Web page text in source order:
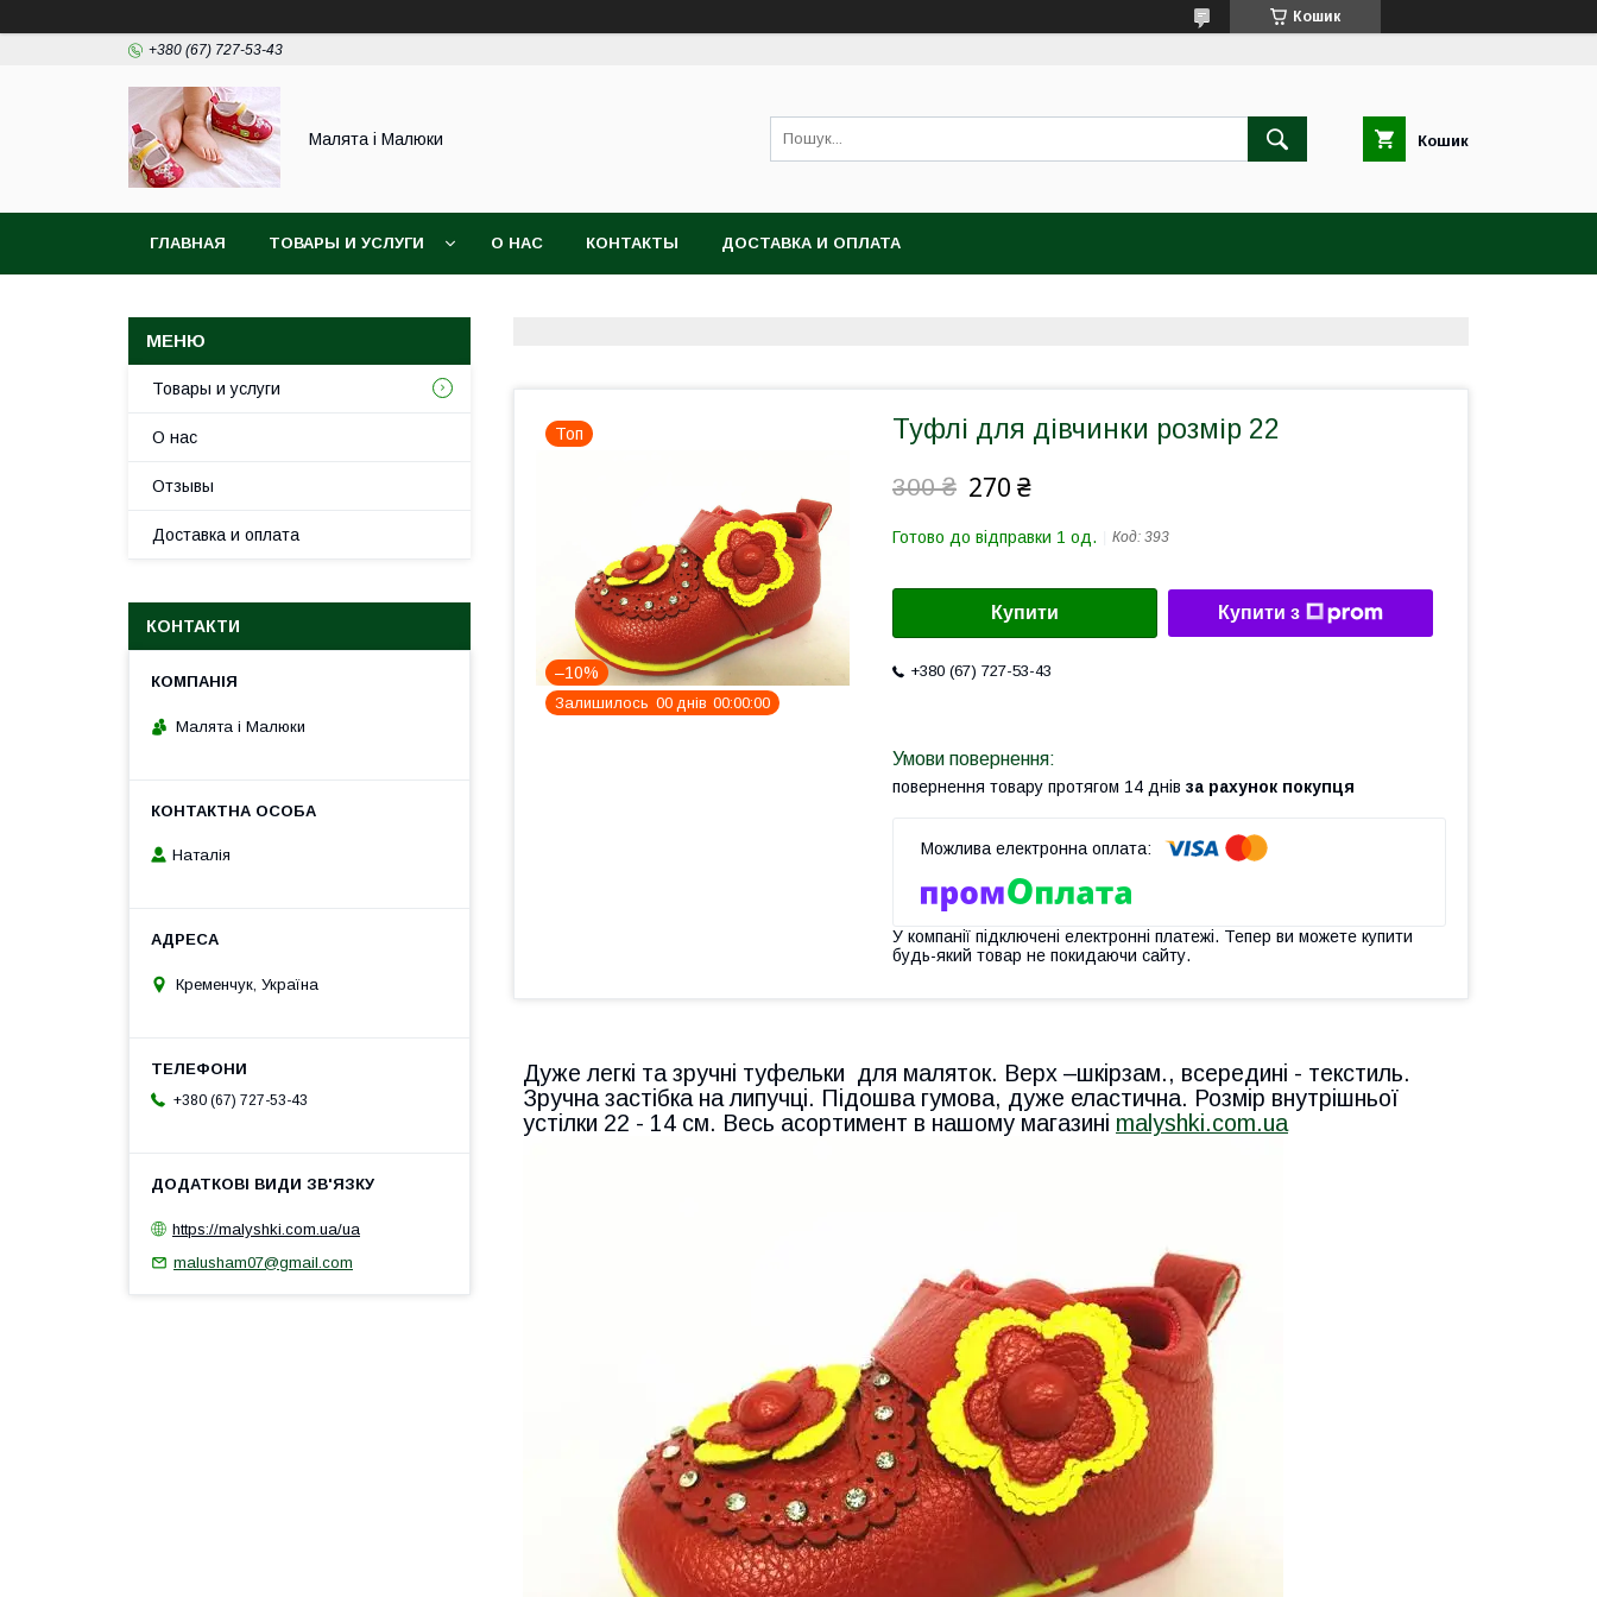
Кошик
+380 (67) 727-53-43
Малята і Малюки Кошик
ГЛАВНАЯ ТОВАРЫ И УСЛУГИ О НАС КОНТАКТЫ ДОСТАВКА И ОПЛАТА
Топ
–10%
Залишилось 00 днів 00 00 00
Туфлі для дівчинки розмір 22
300 ₴ 270 ₴
Готово до відправки 1 од. Код: 393
Купити Купити з
+380 (67) 727-53-43
повернення товару протягом 14 днів за рахунок покупця
У компанії підключені електронні платежі. Тепер ви можете купити
будь-який товар не покидаючи сайту.
Дуже легкі та зручні туфельки для маляток. Верх –шкірзам., всередині - текстиль.
Зручна застібка на липучці. Підошва гумова, дуже еластична. Розмір внутрішньої
устілки 22 - 14 см. Весь асортимент в нашому магазині malyshki.com.ua
Товары и услуги
О нас
Отзывы
Доставка и оплата
КОНТАКТИ
Малята і Малюки
Наталія
Кременчук, Україна
+380 (67) 727-53-43
https://malyshki.com.ua/ua
malusham07@gmail.com